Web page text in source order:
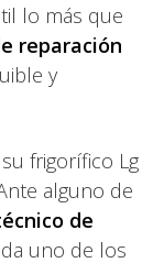
lo más que
reparación
y
frigorífico Lg
alguno de
de
uno de los